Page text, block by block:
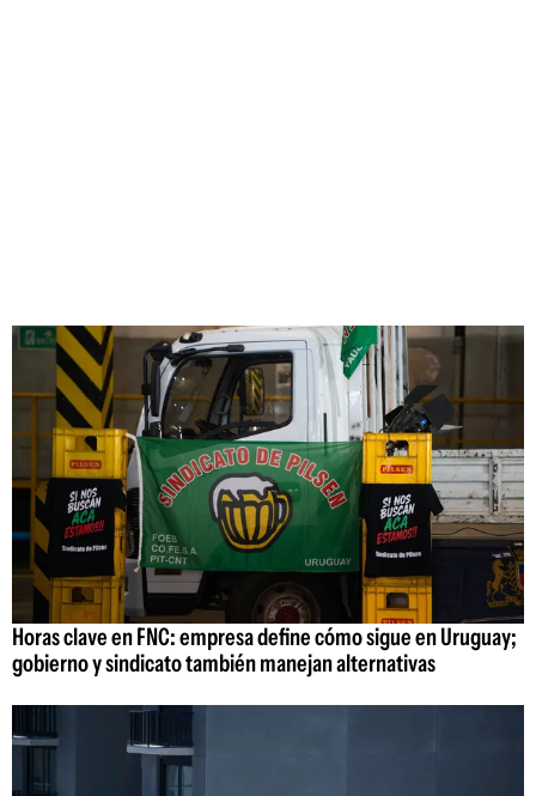
Horas clave en FNC: empresa define cómo sigue en Uruguay;
gobierno y sindicato también manejan alternativas